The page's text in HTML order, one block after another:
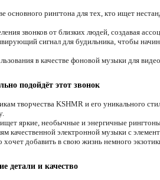
основного рингтона для тех, кто ищет
звонков от близких людей, создавая
сигнал для будильника, чтобы
в качестве фоновой музыки для
подойдёт этот звонок
творчества KSHMR и его уникального
яркие, необычные и энергичные
качественной электронной музыки с
добавить в свою жизнь немного
детали и качество